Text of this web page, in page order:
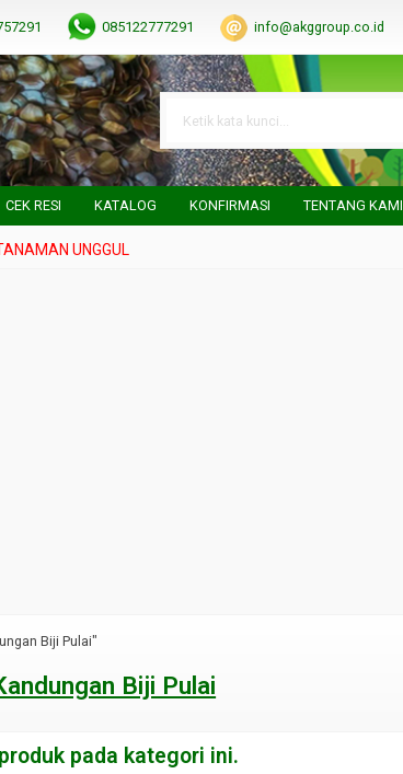
085122777291 info@akggroup.co.id
CEK RESI KATALOG KONFIRMASI TENTANG KAMI
UNGGUL
Biji Pulai"
Biji Pulai
pada kategori ini.